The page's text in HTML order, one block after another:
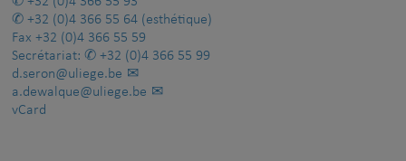
+32 (0)4 366 55 64 (esthétique)
Fax +32 (0)4 366 55 59
Secrétariat:
+32 (0)4 366 55 99
d.seron@uliege.be
a.dewalque@uliege.be
vCard